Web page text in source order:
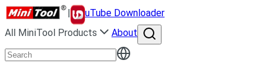
|
uTube Downloader
All MiniTool Products
About